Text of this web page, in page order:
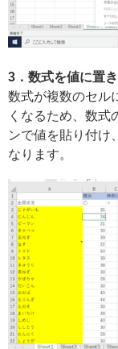
3．数式を値に置
数式が複数のセル
くなるため、数式
ンで値を貼り付け
なります。